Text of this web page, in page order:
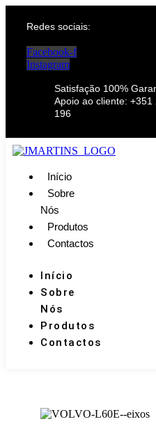
Redes sociais:
Facebook-f
Instagram
Satisfação 100%
Apoio ao cliente: +351
196
Início
Sobre
Nós
Produtos
Contactos
Início
Sobre
Nós
Produtos
Contactos